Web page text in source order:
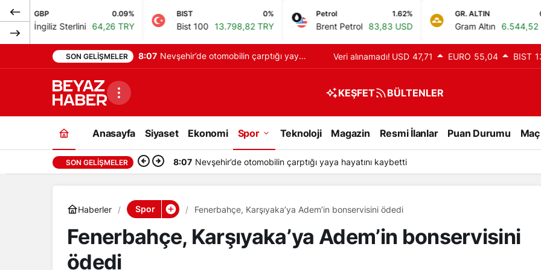
0.09%
64,26 TRY
BIST
Bist 100 13.798,82 TRY
Petrol 1.62%
Brent Petrol 83,83 USD
GR. ALTIN 0.8%
Gram Altın 6.544,52 TRY
SON GELIŞMELER 8:07 Nevşehir’de otomobilin çarptığı yaya Veri alınamadı! USD 47,71 EURO 55,04 BIST
KEŞFET BÜLTENLER
Anasayfa Siyaset Ekonomi Spor Teknoloji Magazin Resmi İlanlar Puan Durumu
SON GELIŞMELER 8:07 Nevşehir’de otomobilin çarptığı yaya hayatını kaybetti
Haberler Spor Fenerbahçe, Karşıyaka’ya Adem’in bonservisini ödedi
Fenerbahçe, Karşıyaka’ya Adem’in bonservisini
ödedi